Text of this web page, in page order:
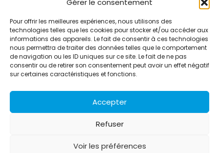
Gérer le consentement
Pour offrir les meilleures expériences, nous utilisons des
technologies telles que les cookies pour stocker et/ou accéder aux
informations des appareils. Le fait de consentir à ces technologies
nous permettra de traiter des données telles que le comportement
de navigation ou les ID uniques sur ce site. Le fait de ne pas
consentir ou de retirer son consentement peut avoir un effet négatif
sur certaines caractéristiques et fonctions.
Accepter
Refuser
Voir les préférences
Alternative Média est une agence de relations presse et de
relations publiques basée à Grenoble. Depuis 1995, elle conçoit et
pilote des stratégies de visibilité en France et à l’international
grâce à un réseau d’agences partenaires.